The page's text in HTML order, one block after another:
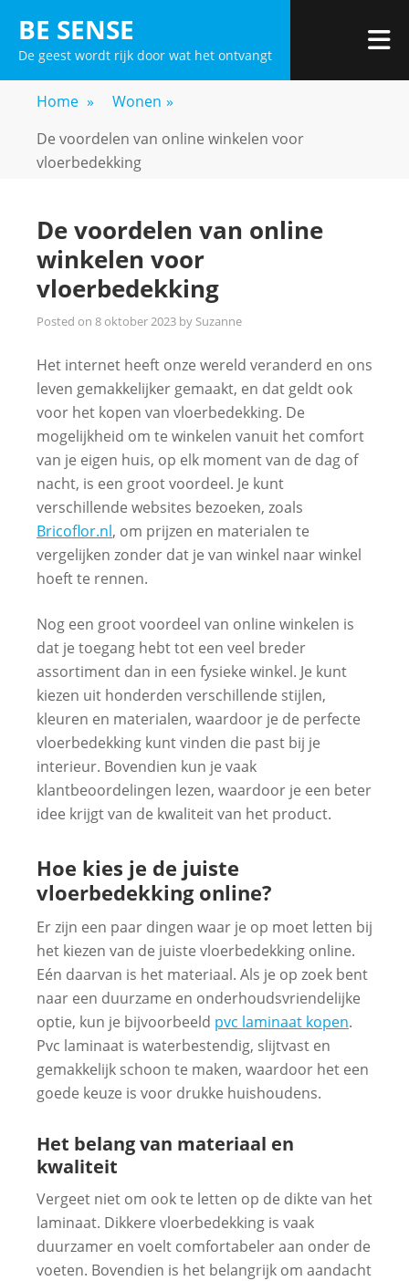
content
BE SENSE
De geest wordt rijk door wat het ontvangt
Home » Wonen »
De voordelen van online winkelen voor
vloerbedekking
De voordelen van online
winkelen voor
vloerbedekking
Posted on 8 oktober 2023 by Suzanne
Het internet heeft onze wereld veranderd en ons
leven gemakkelijker gemaakt, en dat geldt ook
voor het kopen van vloerbedekking. De
mogelijkheid om te winkelen vanuit het comfort
van je eigen huis, op elk moment van de dag of
nacht, is een groot voordeel. Je kunt
verschillende websites bezoeken, zoals
Bricoflor.nl, om prijzen en materialen te
vergelijken zonder dat je van winkel naar winkel
hoeft te rennen.
Nog een groot voordeel van online winkelen is
dat je toegang hebt tot een veel breder
assortiment dan in een fysieke winkel. Je kunt
kiezen uit honderden verschillende stijlen,
kleuren en materialen, waardoor je de perfecte
vloerbedekking kunt vinden die past bij je
interieur. Bovendien kun je vaak
klantbeoordelingen lezen, waardoor je een beter
idee krijgt van de kwaliteit van het product.
Hoe kies je de juiste
vloerbedekking online?
Er zijn een paar dingen waar je op moet letten bij
het kiezen van de juiste vloerbedekking online.
Eén daarvan is het materiaal. Als je op zoek bent
naar een duurzame en onderhoudsvriendelijke
optie, kun je bijvoorbeeld pvc laminaat kopen.
Pvc laminaat is waterbestendig, slijtvast en
gemakkelijk schoon te maken, waardoor het een
goede keuze is voor drukke huishoudens.
Het belang van materiaal en
kwaliteit
Vergeet niet om ook te letten op de dikte van het
laminaat. Dikkere vloerbedekking is vaak
duurzamer en voelt comfortabeler aan onder de
voeten. Bovendien is het belangrijk om aandacht